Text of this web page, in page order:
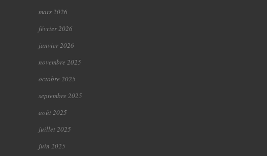
mars 2026
février 2026
janvier 2026
novembre 2025
octobre 2025
septembre 2025
août 2025
juillet 2025
juin 2025